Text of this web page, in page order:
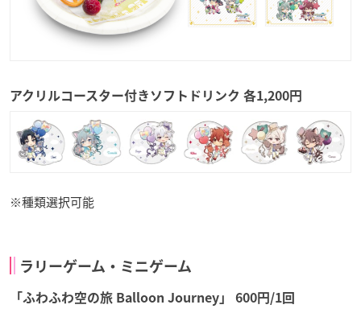
アクリルコースター付きソフトドリンク 各1,200円
※種類選択可能
ラリーゲーム・ミニゲーム
「ふわふわ空の旅 Balloon Journey」 600円/1回